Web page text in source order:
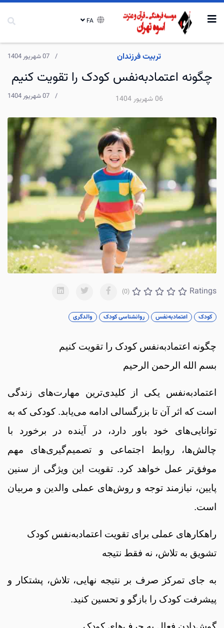
تربیت فرزندان 07 شهریور 1404
چگونه اعتمادبه‌نفس کودک را تقویت کنیم
06 شهریور 1404 07 شهریور 1404
Ratings
(0)
کودک اعتمادبه‌نفس روانشناسی کودک والدگری
چگونه اعتمادبه‌نفس کودک را تقویت کنیم
بسم الله الرحمن الرحیم
اعتمادبه‌نفس یکی از کلیدی‌ترین مهارت‌های زندگی
است که اثر آن تا بزرگسالی ادامه می‌یابد. کودکی که به
توانایی‌های خود باور دارد، در آینده در برخورد با
چالش‌ها، روابط اجتماعی و تصمیم‌گیری‌های مهم
موفق‌تر عمل خواهد کرد. تقویت این ویژگی از سنین
پایین، نیازمند توجه و روش‌های عملی والدین و مربیان
است.
راهکارهای عملی برای تقویت اعتمادبه‌نفس کودک
تشویق به تلاش، نه فقط نتیجه
به جای تمرکز صرف بر نتیجه نهایی، تلاش، پشتکار و
پیشرفت کودک را بازگو و تحسین کنید.